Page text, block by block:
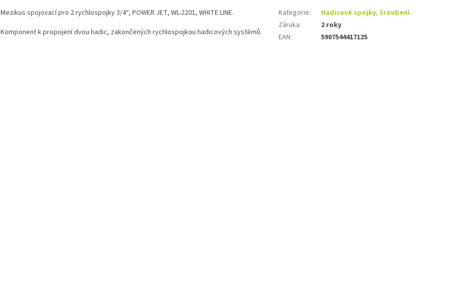
Mezikus spojovací pro 2 rychlospojky 3/4“, POWER JET, WL-2201, WHITE LINE.
Komponent k propojení dvou hadic, zakončených rychlospojkou hadicových systémů.
Kategorie:
Hadicové spojky, šroubení
Záruka:
2 roky
EAN: 5907544417125